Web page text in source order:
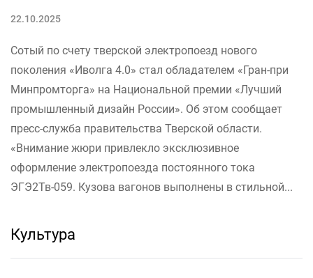
22.10.2025
Сотый по счету тверской электропоезд нового
поколения «Иволга 4.0» стал обладателем «Гран-при
Минпромторга» на Национальной премии «Лучший
промышленный дизайн России». Об этом сообщает
пресс-служба правительства Тверской области.
«Внимание жюри привлекло эксклюзивное
оформление электропоезда постоянного тока
ЭГЭ2Тв-059. Кузова вагонов выполнены в стильной...
Культура